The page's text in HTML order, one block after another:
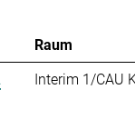
Raum
Interim 1/CAU